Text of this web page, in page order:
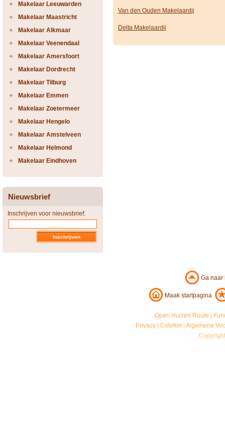
Makelaar Leeuwarden
Makelaar Maastricht
Makelaar Alkmaar
Makelaar Veenendaal
Makelaar Amersfoort
Makelaar Dordrecht
Makelaar Tilburg
Makelaar Emmen
Makelaar Zoetermeer
Makelaar Hengelo
Makelaar Amstelveen
Makelaar Helmond
Makelaar Eindhoven
Nieuwsbrief
Inschrijven voor nieuwsbrief:
Van den Ouden Makelaardij
Delta Makelaardij
Ga
Maak startpagina
Open Huizen Route
Privacy |Colofon |Algemene